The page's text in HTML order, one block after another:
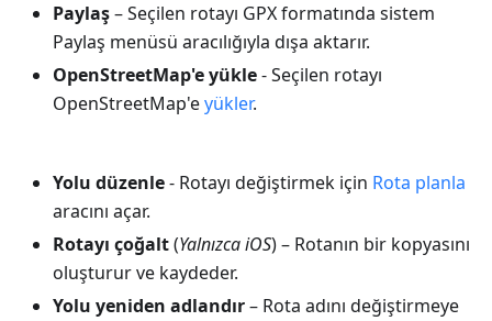
Paylaş– Seçilen rotayı GPX formatında sistem
Paylaş menüsü aracılığıyla dışa aktarır.
OpenStreetMap'e yükle- Seçilen rotayı
OpenStreetMap'eyükler.
Yolu düzenle- Rotayı değiştirmek için Rota planla
aracını açar.
Rotayı çoğalt(Yalnızca iOS) – Rotanın bir kopyasını
oluşturur ve kaydeder.
Yolu yeniden adlandır– Rota adını değiştirmeye